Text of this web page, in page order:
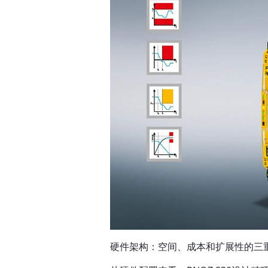
硬件架构：空间、成本和扩展性的三